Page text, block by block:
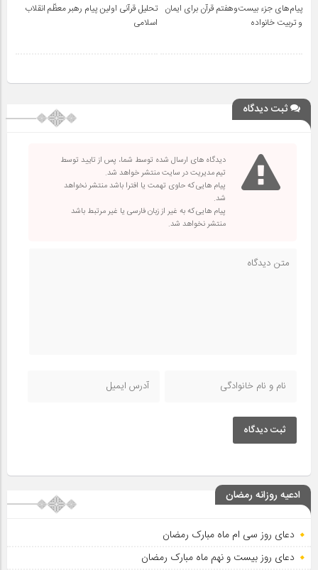
پیام‌های جزء بیست‌وهفتم قرآن برای ایمان
و تربیت خانواده
تحلیل قرآنی اولین پیام رهبر معظّم انقلاب
اسلامی
ثبت دیدگاه
دیدگاه های ارسال شده توسط شما، پس از تایید توسط
تیم مدیریت در سایت منتشر خواهد شد.
پیام هایی که حاوی تهمت یا افترا باشد منتشر نخواهد
شد.
پیام هایی که به غیر از زبان فارسی یا غیر مرتبط باشد
منتشر نخواهد شد.
ثبت دیدگاه
ادعیه روزانه رمضان
دعای روز سی ام ماه مبارک رمضان
دعای روز بیست و نهم ماه مبارک رمضان